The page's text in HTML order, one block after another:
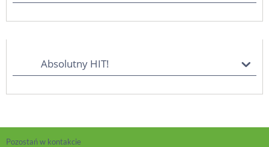
Absolutny HIT!
Pozostań w kontakcie